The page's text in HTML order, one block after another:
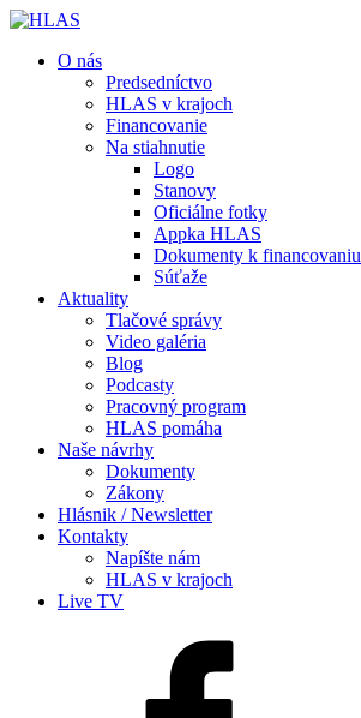
O nás
Predsedníctvo
HLAS v krajoch
Financovanie
Na stiahnutie
Logo
Stanovy
Oficiálne fotky
Appka HLAS
Dokumenty k financovaniu
Súťaže
Aktuality
Tlačové správy
Video galéria
Blog
Podcasty
Pracovný program
HLAS pomáha
Naše návrhy
Dokumenty
Zákony
Hlásnik / Newsletter
Kontakty
Napíšte nám
HLAS v krajoch
Live TV